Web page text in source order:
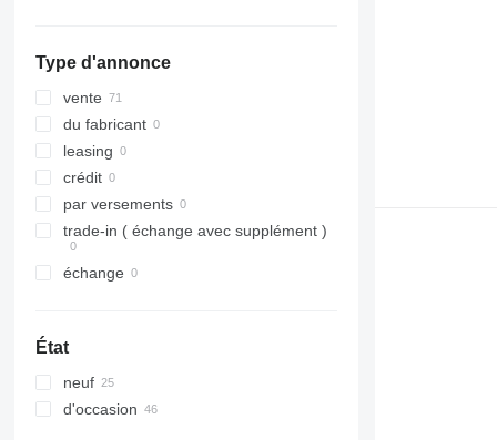
Type d'annonce
vente
du fabricant
leasing
crédit
par versements
trade-in ( échange avec supplément )
échange
État
neuf
d'occasion